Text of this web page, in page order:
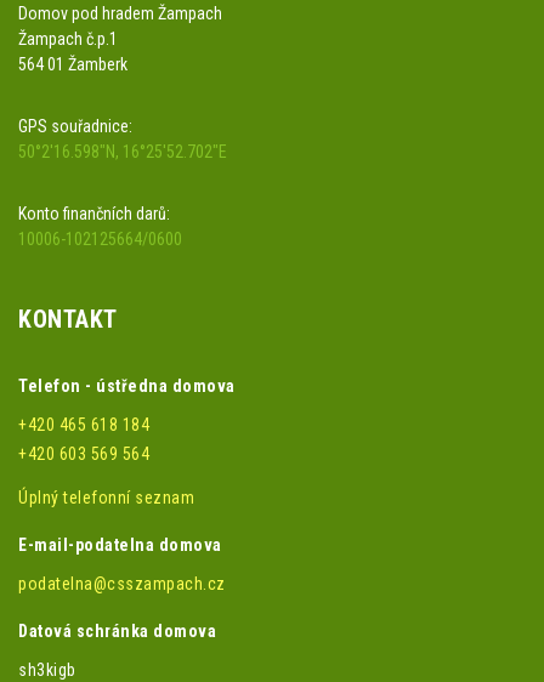
Domov pod hradem Žampach
Žampach č.p.1
564 01 Žamberk
GPS souřadnice:
50°2'16.598"N, 16°25'52.702"E
Konto finančních darů:
10006-102125664/0600
KONTAKT
Telefon - ústředna domova
+420 465 618 184
+420 603 569 564
Úplný telefonní seznam
E-mail-podatelna domova
podatelna@csszampach.cz
Datová schránka domova
sh3kigb